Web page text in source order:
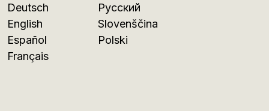
Deutsch
English
Español
Français
Русский
Slovenščina
Polski